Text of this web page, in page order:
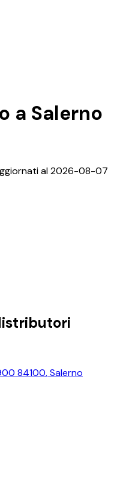
a Salerno
al2026-08-07
84100,Salerno